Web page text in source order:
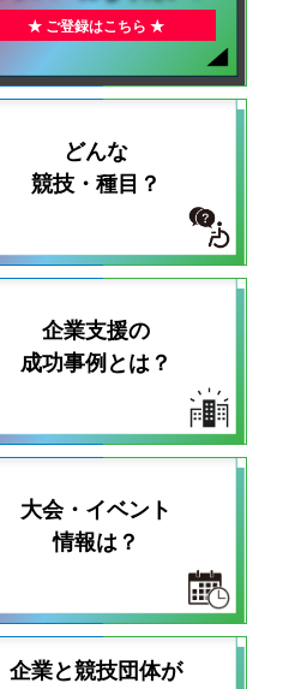
★ ご登録はこちら ★
どんな
競技・種目？
企業支援の
成功事例とは？
大会・イベント
情報は？
企業と競技団体が